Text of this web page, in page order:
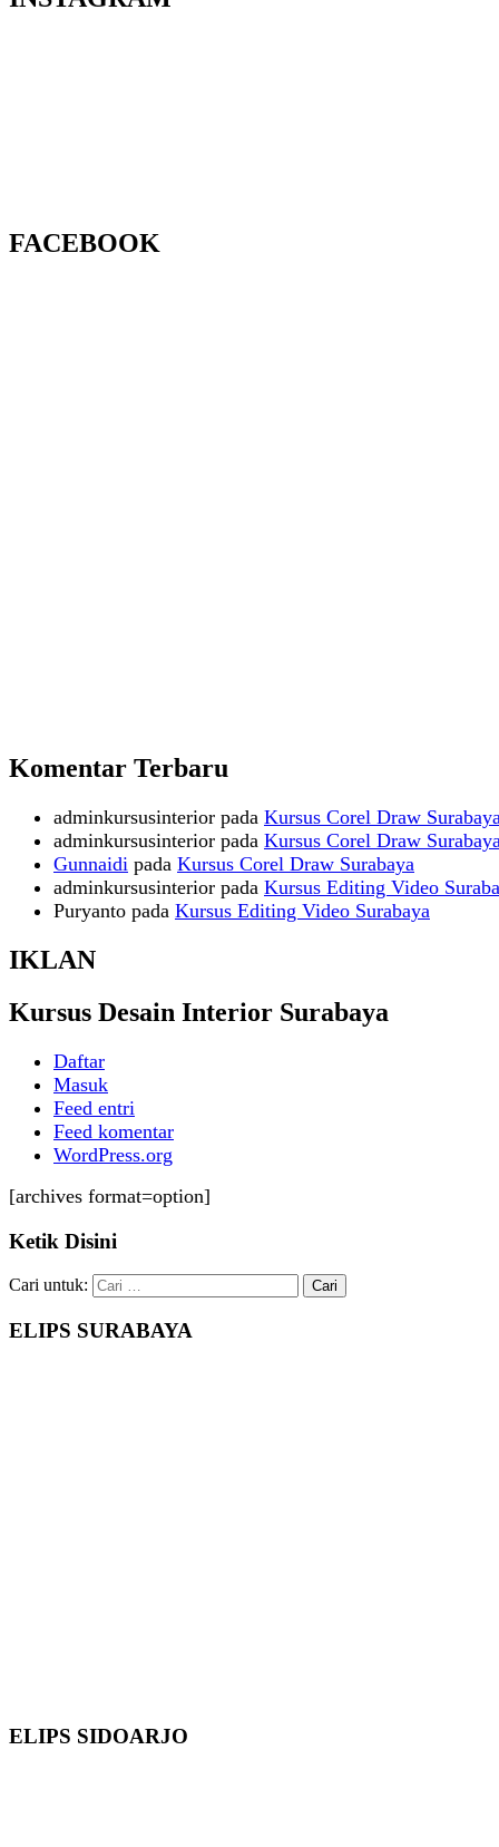
FACEBOOK
Komentar Terbaru
adminkursusinterior pada Kursus Corel Draw
adminkursusinterior pada Kursus Corel Draw
Gunnaidi pada Kursus Corel Draw Surabaya
adminkursusinterior pada Kursus Editing Video
Puryanto pada Kursus Editing Video Surabaya
IKLAN
Kursus Desain Interior Surabaya
Daftar
Masuk
Feed entri
Feed komentar
WordPress.org
[archives format=option]
Ketik Disini
Cari untuk:
ELIPS SURABAYA
ELIPS SIDOARJO